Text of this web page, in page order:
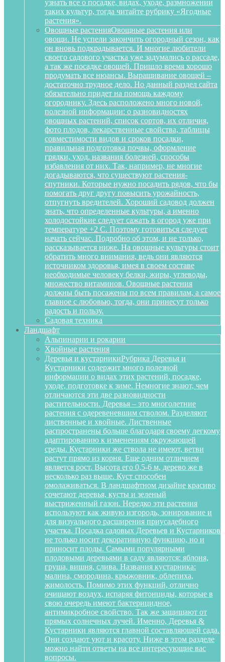
узнать все о посадке, видах, уходе, размножении
таких культур, тогда читайте рубрику «Ягодные
растения».
Овощные растенияОвощные растения или
овощи. Не успели закончить огородный сезон, как
он вновь подкрадывается. И многие любители
своего садового участка уже задумались о рассаде,
а так же посадке овощей. Пришло время хорошо
продумать все нюансы. Выращивание овощей –
достаточно трудное дело. Но данный раздел сайта
обязательно придет на помощь каждому
огороднику. Здесь расположено много новой,
полезной информации: о разновидностях
овощных растений, список сортов, их отличия,
фото плодов, лекарственные свойства, таблицы
совместимости видов и сроков посадки,
правильная подготовка почвы, оформление
грядки, уход, названия болезней, способы
избавления от них. Так, например, не многие
догадываются, что существуют растения-
спутники. Которые нужно посадить рядов, что бы
помогать друг другу повысить урожайность,
отпугнуть вредителей. Хороший садовод должен
знать, что определенные культуры, а именно
холодостойкие следует сажать в огород уже при
температуре +2 С. Поэтому готовиться следует
начать сейчас. Подробно об этом, и не только,
рассказывается ниже. На овощные культуры стоит
обратить много внимания, ведь они являются
источником здоровья, имея в своем составе
необходимые человеку белки, жиры, углеводы,
множество витаминов. Овощные растения
должны быть посажены по всем правилам, а самое
главное с любовью, тогда, они принесут только
радость и пользу.
Садовая техника
Ландшафт
Альпинарии и рокарии
Хвойные растения
Деревья и кустарникиРубрика Деревья и
Кустарники содержит много полезной
информации о видах этих растений, посадке,
уходе, подготовке к зиме. Немногие знают, чем
отличаются эти две разновидности
растительности. Деревья – это многолетние
растения с одеревеневшим стволом. Разделяют
лиственные и хвойные. Лиственные
распространены больше благодаря своему легкому
адаптированию к изменениям окружающей
среды. Кустарники же ствола не имеют, ветви
растут прямо из корня. Еще одним отличием
является рост. Высота его 0,5-6 м, дерево же в
несколько раз выше. Куст способен
омолаживаться. В ландшафтном дизайне красиво
сочетают деревья, кусты и зеленый
выстриженный газон. Нередко эти растения
используют как живую изгородь, зонирование и
для визуального расширения приусадебного
участка. Посадка садовых Деревьев и Кустарников
не только носит декоративную функцию, но и
приносит плоды. Самыми популярными
плодовыми деревьями в саду являются: яблоня,
груша, вишня, слива. Названия кустарника:
малина, смородина, крыжовник, облепиха,
жимолость. Помимо этих функций, отлично
очищают воздух, испаряя фитонциды, которые в
свою очередь имеют бактерицидное,
антимикробное свойство. Так же защищают от
прямых солнечных лучей. Именно, Деревья &
Кустарники являются главной составляющей сада.
Они создают уют и красоту. Ниже в этом разделе
можно найти ответы на все интересующие вас
вопросы.